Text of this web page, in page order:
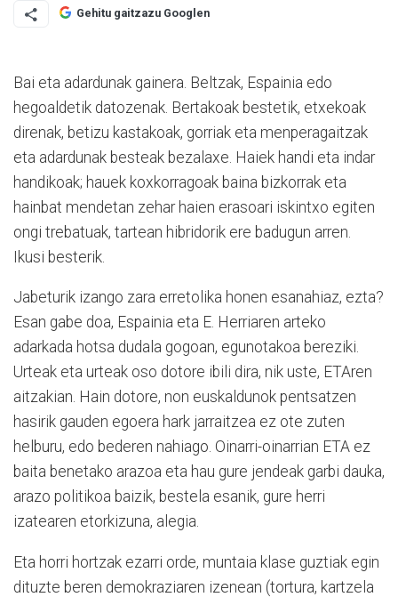
Gehitu gaitzazu Googlen
Bai eta adardunak gainera. Beltzak, Espainia edo
hegoaldetik datozenak. Bertakoak bestetik, etxekoak
direnak, betizu kastakoak, gorriak eta menperagaitzak
eta adardunak besteak bezalaxe. Haiek handi eta indar
handikoak; hauek koxkorragoak baina bizkorrak eta
hainbat mendetan zehar haien erasoari iskintxo egiten
ongi trebatuak, tartean hibridorik ere badugun arren.
Ikusi besterik.
Jabeturik izango zara erretolika honen esanahiaz, ezta?
Esan gabe doa, Espainia eta E. Herriaren arteko
adarkada hotsa dudala gogoan, egunotakoa bereziki.
Urteak eta urteak oso dotore ibili dira, nik uste, ETAren
aitzakian. Hain dotore, non euskaldunok pentsatzen
hasirik gauden egoera hark jarraitzea ez ote zuten
helburu, edo bederen nahiago. Oinarri-oinarrian ETA ez
baita benetako arazoa eta hau gure jendeak garbi dauka,
arazo politikoa baizik, bestela esanik, gure herri
izatearen etorkizuna, alegia.
Eta horri hortzak ezarri orde, muntaia klase guztiak egin
dituzte beren demokraziaren izenean (tortura, kartzela